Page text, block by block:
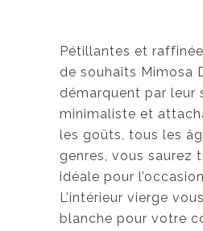
Pétillantes et
de souhaits Mimosa
démarquent par leur
minimaliste et
les goûts, tous les
genres, vous saurez
idéale pour
L’intérieur vierge
blanche pour votre